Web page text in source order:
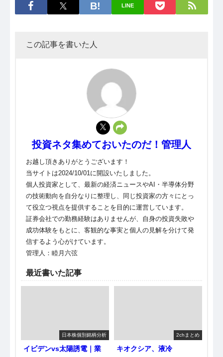
LINE
この記事を書いた人
投資ネタ集めておいたのだ！管理人
お越し頂きありがとうございます！
当サイトは2024/10/01に開設いたしました。
個人投資家として、最新の経済ニュースやAI・半導体分野
の技術動向を自分なりに整理し、同じ投資家の方々にとっ
て役立つ視点を提供することを目的に運営しています。
証券会社での勤務経験はありませんが、自身の投資失敗や
成功体験をもとに、客観的な事実と個人の見解を分けて発
信するよう心がけています。
管理人：睦月六弦
最近書いた記事
日本株個別銘柄分析
イビデンvs太陽誘電｜業
2chまとめ
キオクシア、液冷